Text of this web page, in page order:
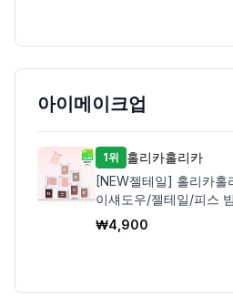
아이메이크업
1위
홀리카홀리카
[NEW젤테일] 홀리카
이섀도우/젤테일/피스
₩4,900